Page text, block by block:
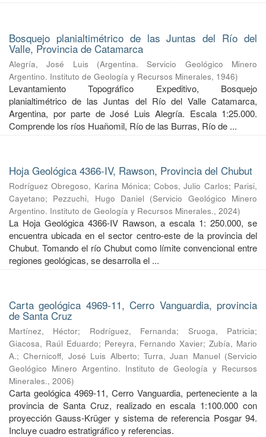
Bosquejo planialtimétrico de las Juntas del Río del
Valle, Provincia de Catamarca
Alegría, José Luis (Argentina. Servicio Geológico Minero
Argentino. Instituto de Geología y Recursos Minerales, 1946)
Levantamiento Topográfico Expeditivo, Bosquejo
planialtimétrico de las Juntas del Río del Valle Catamarca,
Argentina, por parte de José Luis Alegría. Escala 1:25.000.
Comprende los ríos Huañomil, Río de las Burras, Río de ...
Hoja Geológica 4366-IV, Rawson, Provincia del Chubut
Rodríguez Obregoso, Karina Mónica;Cobos, Julio Carlos; Parisi,
Cayetano; Pezzuchi, Hugo Daniel (Servicio Geológico Minero
Argentino. Instituto de Geología y Recursos Minerales., 2024)
La Hoja Geológica 4366-IV Rawson, a escala 1: 250.000, se
encuentra ubicada en el sector centro-este de la provincia del
Chubut. Tomando el río Chubut como límite convencional entre
regiones geológicas, se desarrolla el ...
Carta geológica 4969-11, Cerro Vanguardia, provincia
de Santa Cruz
Martínez, Héctor; Rodríguez, Fernanda; Sruoga, Patricia;
Giacosa, Raúl Eduardo; Pereyra, Fernando Xavier;Zubía, Mario
A.;Chernicoff, José Luis Alberto; Turra, Juan Manuel (Servicio
Geológico Minero Argentino. Instituto de Geología y Recursos
Minerales., 2006)
Carta geológica 4969-11, Cerro Vanguardia, perteneciente a la
provincia de Santa Cruz, realizado en escala 1:100.000 con
proyección Gauss-Krüger y sistema de referencia Posgar 94.
Incluye cuadro estratigráfico y referencias.